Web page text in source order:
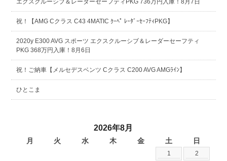
エクスクルーシブ＆レーダーセーフティPKG 736万円入庫！8月7日
祝！【AMG Cクラス C43 4MATIC ｸｰﾍﾟ ﾚｰﾀﾞｰｾｰﾌﾃｨPKG】
2020y E300 AVG スポーツ エクスクルーシブ＆レーダーセーフティ
PKG 368万円入庫！8月6日
祝！ご納車【メルセデスベンツ Cクラス C200 AVG AMGﾗｲﾝ】
ひとこま
2026年8月
月 火 水 木 金 土 日
1 2